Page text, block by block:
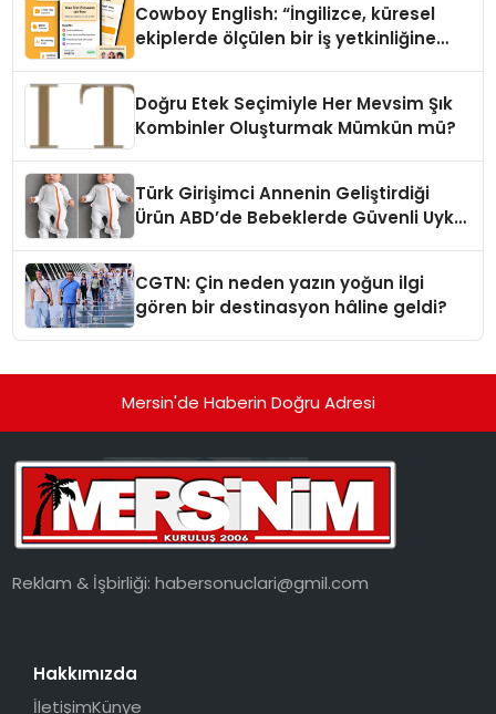
Cowboy English: “İngilizce, küresel
ekiplerde ölçülen bir iş yetkinliğine
Doğru Etek Seçimiyle Her Mevsim Şık
Kombinler Oluşturmak Mümkün mü?
Türk Girişimci Annenin Geliştirdiği
Ürün ABD’de Bebeklerde Güvenli Uyku
CGTN: Çin neden yazın yoğun ilgi
gören bir destinasyon hâline geldi?
Mersin'de Haberin Doğru Adresi
Reklam & İşbirliği:habersonuclari@gmil.com
Hakkımızda
İletişimKünye